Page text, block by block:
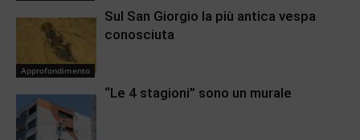
Approfondimento
Sul San Giorgio la più antica vespa
conosciuta
“Le 4 stagioni” sono un murale